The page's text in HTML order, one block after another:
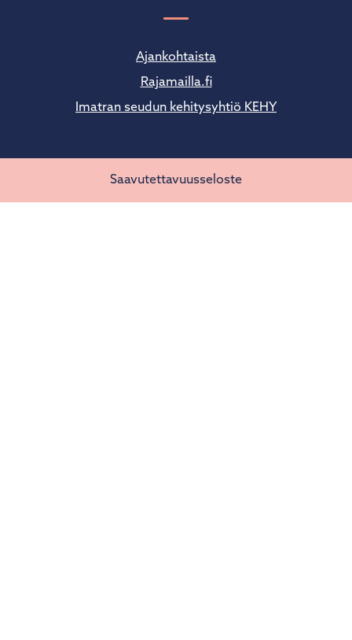
Ajankohtaista
Rajamailla.fi
Imatran seudun kehitysyhtiö KEHY
Saavutettavuusseloste